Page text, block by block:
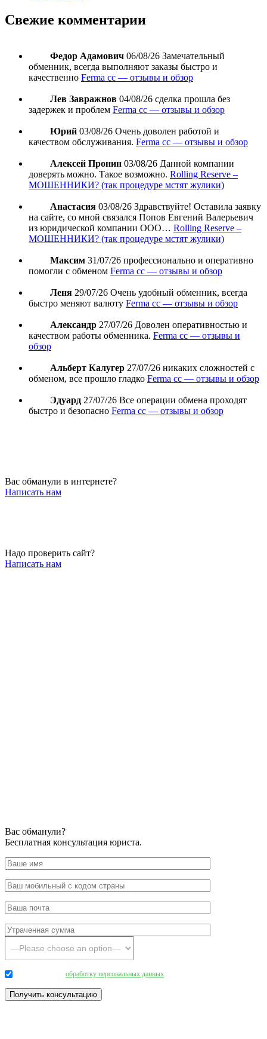
Свежие комментарии
Федор Адамович 06/08/26 Замечательный
обменник, всегда выполняют заказы быстро и
качественно Ferma cc — отзывы и обзор
Лев Завражнов 04/08/26 сделка прошла без
задержек и проблем Ferma cc — отзывы и обзор
Юрий 03/08/26 Очень доволен работой и
качеством обслуживания. Ferma cc — отзывы и обзор
Алексей Пронин 03/08/26 Данной компании
доверять можно. Такое возможно. Rolling Reserve –
МОШЕННИКИ? (так процедуре мстят жулики)
Анастасия 03/08/26 Здравствуйте! Оставила заявку
на сайте, со мной связался Попов Евгений Валерьевич
из юридической компании ООО… Rolling Reserve –
МОШЕННИКИ? (так процедуре мстят жулики)
Максим 31/07/26 профессионально и оперативно
помогли с обменом Ferma cc — отзывы и обзор
Леня 29/07/26 Очень удобный обменник, всегда
быстро меняют валюту Ferma cc — отзывы и обзор
Александр 27/07/26 Доволен оперативностью и
качеством работы обменника. Ferma cc — отзывы и
обзор
Альберт Калугер 27/07/26 никаких сложностей с
обменом, все прошло гладко Ferma cc — отзывы и обзор
Эдуард 27/07/26 Все операции обмена проходят
быстро и безопасно Ferma cc — отзывы и обзор
Вас обманули в интернете?
Написать нам
Надо проверить сайт?
Написать нам
Вас обманули?
Бесплатная консультация юриста.
обработку персональных данных